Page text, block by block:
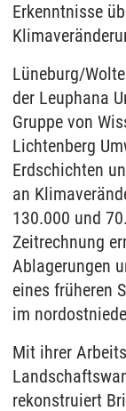
Erkenntnisse
Lüneburg/
der Leuphana
Gruppe von
Lichtenberg
Erdschichten
an
130.000 und
Zeitrechnung
Ablagerungen
eines früheren
im
Mit ihrer
rekonstruiert